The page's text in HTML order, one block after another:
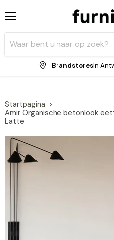
BrandstoresIn
Startpagina
Amir Organische betonlook
Latte